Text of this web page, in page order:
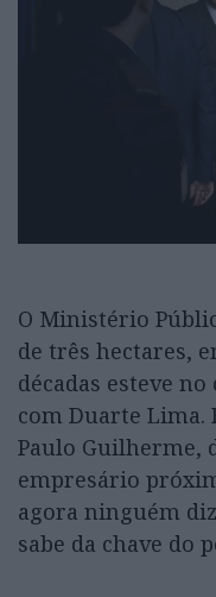
O Ministério
de três hectares,
décadas esteve
com Duarte Lima.
Paulo Guilherme,
empresário
agora ninguém
sabe da chave do